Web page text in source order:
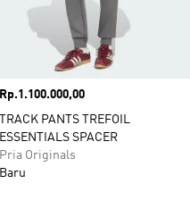
Harga
Rp.1.100.000,00
TRACK PANTS TREFOIL
ESSENTIALS SPACER
Pria Originals
Baru